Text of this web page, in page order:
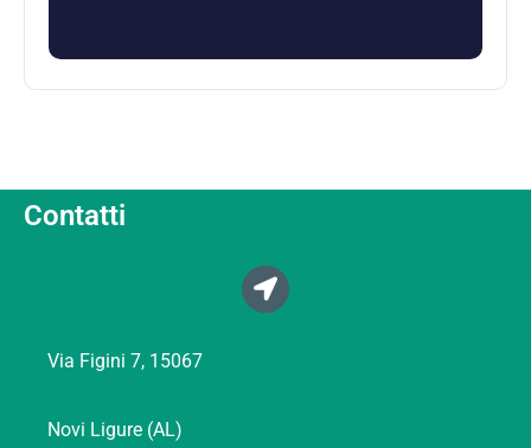
Contatti
Via Figini 7, 15067
Novi Ligure (AL)